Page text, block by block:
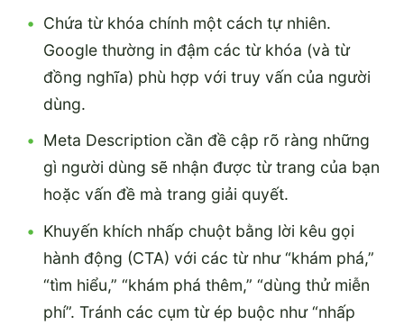
Chứa từ khóa chính một cách tự nhiên.
Google thường in đậm các từ khóa (và từ
đồng nghĩa) phù hợp với truy vấn của người
dùng.
Meta Description cần đề cập rõ ràng những
gì người dùng sẽ nhận được từ trang của bạn
hoặc vấn đề mà trang giải quyết.
Khuyến khích nhấp chuột bằng lời kêu gọi
hành động (CTA) với các từ như “khám phá,”
“tìm hiểu,” “khám phá thêm,” “dùng thử miễn
phí”. Tránh các cụm từ ép buộc như “nhấp